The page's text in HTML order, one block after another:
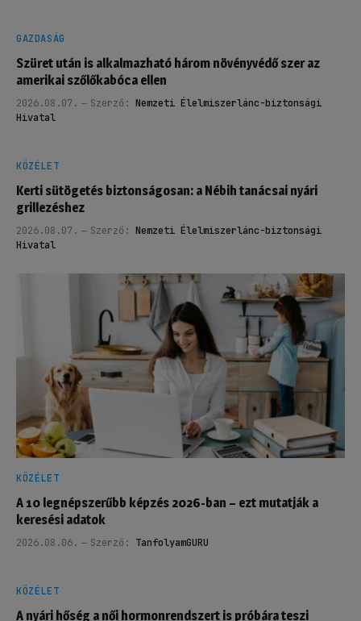
GAZDASÁG
Szüret után is alkalmazható három növényvédő szer az
amerikai szőlőkabóca ellen
2026.08.07. Szerző: Nemzeti Élelmiszerlánc-biztonsági
Hivatal
KÖZÉLET
Kerti sütögetés biztonságosan: a Nébih tanácsai nyári
grillezéshez
2026.08.07. Szerző: Nemzeti Élelmiszerlánc-biztonsági
Hivatal
KÖZÉLET
A 10 legnépszerűbb képzés 2026-ban – ezt mutatják a
keresési adatok
2026.08.06. Szerző: TanfolyamGURU
KÖZÉLET
A nyári hőség a női hormonrendszert is próbára teszi